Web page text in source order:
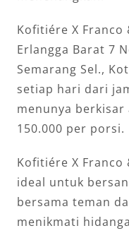
Kofitiére X Franco
Erlangga Barat 7
Semarang Sel.,
setiap hari dari
menunya berkisar
150.000 per porsi.
Kofitiére X Franco
ideal untuk
bersama teman
menikmati